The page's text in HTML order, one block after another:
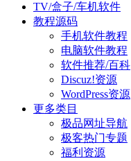
TV/盒子/车机软件
教程源码
手机软件教程
电脑软件教程
软件推荐/百科
Discuz!资源
WordPress资源
更多类目
极品网址导航
极客热门专题
福利资源